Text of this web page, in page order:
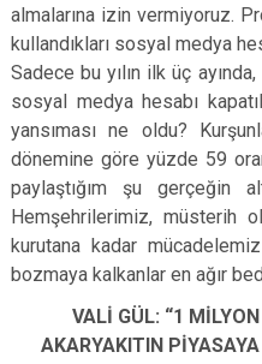
almalarına izin vermiyoruz.
kullandıkları sosyal medya
Sadece bu yılın ilk üç
sosyal medya hesabı
yansıması ne oldu?
dönemine göre yüzde 59
paylaştığım şu gerçeğin
Hemşehrilerimiz, müsterih
kurutana kadar
bozmaya kalkanlar en ağır
VALİ GÜL: “1
AKARYAKITIN